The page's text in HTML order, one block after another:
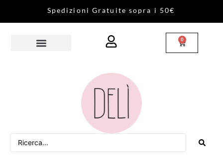
Sped izi on i Gratu ite sopra i 50€
0